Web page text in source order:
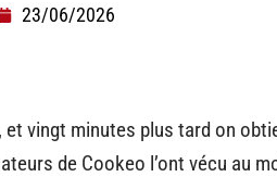
23/06/2026
vingt minutes plus tard on
de Cookeo l’ont vécu au